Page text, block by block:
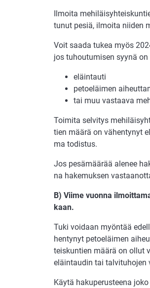
Il­moi­ta
tu­nut pe­siä, il­moi­ta niiden
Voit saa­da tu­kea myös
jos tu­hou­tu­mi­sen syy­nä
eläin­tau­ti
peto­e­läi­men
tai muu vas­taa­va
Toi­mi­ta sel­vi­tys
tien mää­rä on vä­hen­ty­nyt
ma to­dis­tus.
Jos pesä­mää­rää ale­nee
na ha­ke­muk­sen
B) Vii­me vuon­na
kaan.
Tuki voi­daan myön­tää
hen­ty­nyt peto­e­läi­men
teis­kun­tien mää­rä on ol­lut
eläin­tau­din tai tal­vi­tu­ho­jen
Käy­tä haku­pe­rus­tee­na